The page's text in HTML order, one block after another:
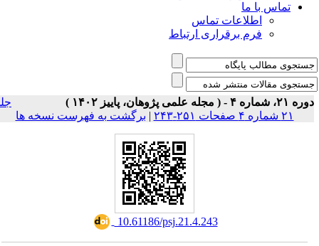
ارتباط
جلد
| برگشت به فهرست نسخه ها
‎ 10.61186/psj.21.4.243